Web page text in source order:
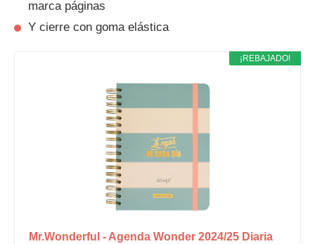
marca páginas
Y cierre con goma elástica
¡REBAJADO!
Mr.Wonderful - Agenda Wonder 2024/25 Diaria